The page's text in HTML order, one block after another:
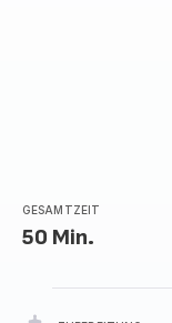
GESAMTZEIT
50 Min.